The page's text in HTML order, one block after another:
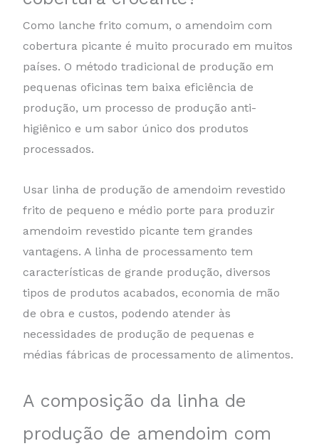
Como lanche frito comum, o amendoim com
cobertura picante é muito procurado em muitos
países. O método tradicional de produção em
pequenas oficinas tem baixa eficiência de
produção, um processo de produção anti-
higiênico e um sabor único dos produtos
processados.
Usar linha de produção de amendoim revestido
frito de pequeno e médio porte para produzir
amendoim revestido picante tem grandes
vantagens. A linha de processamento tem
características de grande produção, diversos
tipos de produtos acabados, economia de mão
de obra e custos, podendo atender às
necessidades de produção de pequenas e
médias fábricas de processamento de alimentos.
A composição da linha de
produção de amendoim com